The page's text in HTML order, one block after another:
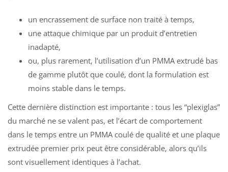
un encrassement de surface non traité à temps,
une attaque chimique par un produit d’entretien
inadapté,
ou, plus rarement, l’utilisation d’un PMMA extrudé bas
de gamme plutôt que coulé, dont la formulation est
moins stable dans le temps.
Cette dernière distinction est importante : tous les “plexiglas”
du marché ne se valent pas, et l’écart de comportement
dans le temps entre un PMMA coulé de qualité et une plaque
extrudée premier prix peut être considérable, alors qu’ils
sont visuellement identiques à l’achat.